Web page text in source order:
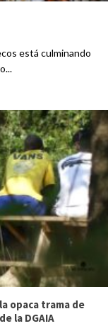
está culminando
opaca trama de
la DGAIA